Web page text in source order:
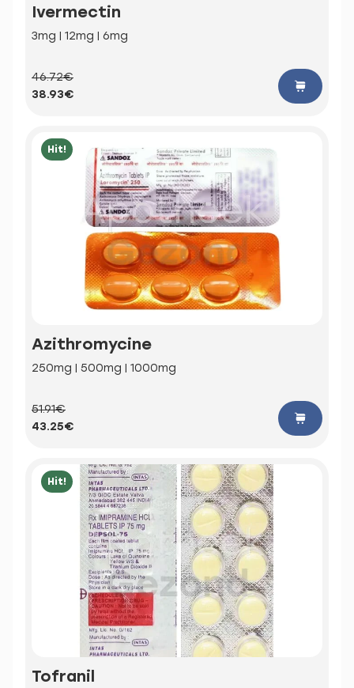
Ivermectin
3mg | 12mg | 6mg
46.72€
38.93€
Hit!
Azithromycine
250mg | 500mg | 1000mg
51.91€
43.25€
Hit!
Tofranil